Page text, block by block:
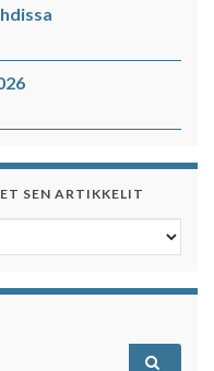
SEN ARTIKKELIT
artikkelit